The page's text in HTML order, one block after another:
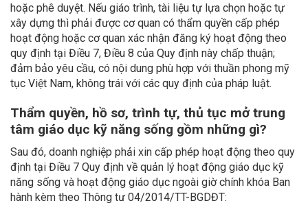
hoặc phê duyệt. Nếu giáo trình, tài liệu tự lựa chọn hoặc tự
xây dựng thì phải được cơ quan có thẩm quyền cấp phép
hoạt động hoặc cơ quan xác nhận đăng ký hoạt động theo
quy định tại Điều 7, Điều 8 của Quy định này chấp thuận;
đảm bảo yêu cầu, có nội dung phù hợp với thuần phong mỹ
tục Việt Nam, không trái với các quy định của pháp luật.
Thẩm quyền, hồ sơ, trình tự, thủ tục mở trung
tâm giáo dục kỹ năng sống gồm những gì?
Sau đó, doanh nghiệp phải xin cấp phép hoạt động theo quy
định tại Điều 7 Quy định về quản lý hoạt động giáo dục kỹ
năng sống và hoạt động giáo dục ngoài giờ chính khóa Ban
hành kèm theo Thông tư 04/2014/TT-BGDĐT: